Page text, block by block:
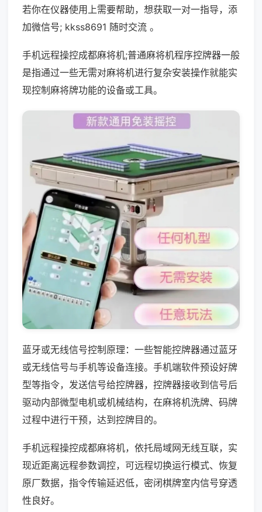
若你在仪器使用上需要帮助，想获取一对一指导，添
加微信号; kkss8691 随时交流 。
手机远程操控成都麻将机;普通麻将机程序控牌器一般
是指通过一些无需对麻将机进行复杂安装操作就能实
现控制麻将牌功能的设备或工具。
蓝牙或无线信号控制原理：一些智能控牌器通过蓝牙
或无线信号与手机等设备连接。手机端软件预设好牌
型等指令，发送信号给控牌器，控牌器接收到信号后
驱动内部微型电机或机械结构，在麻将机洗牌、码牌
过程中进行干预，达到控牌目的。
手机远程操控成都麻将机，依托局域网无线互联，实
现近距离远程参数调控，可远程切换运行模式、恢复
原厂数据，指令传输延迟低，密闭棋牌室内信号穿透
性良好。